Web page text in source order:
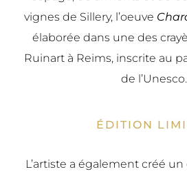
vignes de Sillery, l’oeuve
élaborée dans une des
Ruinart à Reims, inscrite au
de l’Unesco.
ÉDITION
L’artiste a également créé